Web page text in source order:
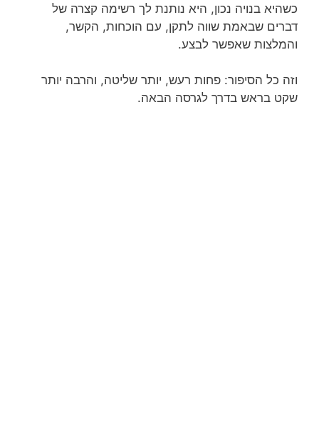
כשהיא בנויה נכון, היא נותנת לך רשימה קצרה של
דברים שבאמת שווה לתקן, עם הוכחות, הקשר,
והמלצות שאפשר לבצע.
וזה כל הסיפור: פחות רעש, יותר שליטה, והרבה יותר
שקט בראש בדרך לגרסה הבאה.